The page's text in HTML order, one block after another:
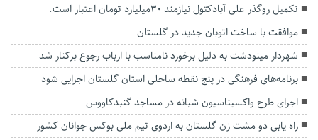
تکمیل روگذر علی آبادکتول نیازمند ۳۰میلیارد تومان اعتبار است.
موافقت با ساخت اتوبان جدید در گلستان
شهردار مینودشت به دلیل برخورد نامناسب با ارباب رجوع برکنار شد
برنامه‌های فرهنگی در پنج نقطه ساحلی استان گلستان اجرایی شود
اجرای طرح واکسیناسیون شبانه در مساجد گنبدکاووس
راه یابی دو مشت زن گلستان به اردوی تیم ملی بوکس جوانان کشور